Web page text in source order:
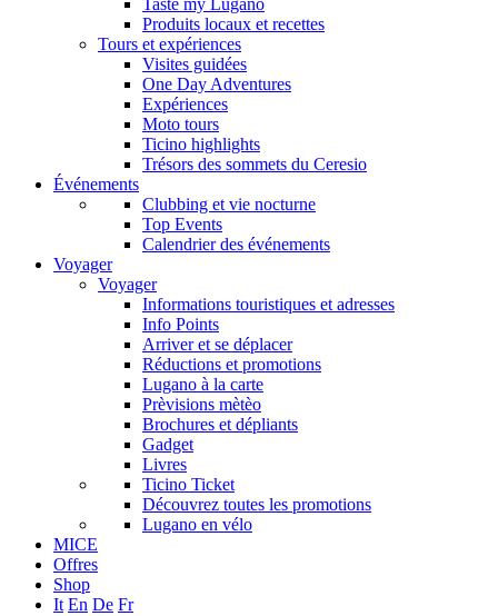
Taste my Lugano
Produits locaux et recettes
Tours et expériences
Visites guidées
One Day Adventures
Expériences
Moto tours
Ticino highlights
Trésors des sommets du Ceresio
Événements
Clubbing et vie nocturne
Top Events
Calendrier des événements
Voyager
Voyager
Informations touristiques et adresses
Info Points
Arriver et se déplacer
Réductions et promotions
Lugano à la carte
Prèvisions mètèo
Brochures et dépliants
Gadget
Livres
Ticino Ticket
Découvrez toutes les promotions
Lugano en vélo
MICE
Offres
Shop
It En De Fr